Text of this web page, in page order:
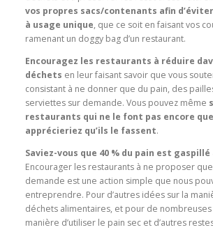
vos propres sacs/contenants afin
à usage unique, que ce soit en faisant vos
ramenant un doggy bag d’un restaurant.
Encouragez les restaurants à réduire
déchets en leur faisant savoir que vous
consistant à ne donner que du pain, des
serviettes sur demande. Vous pouvez même
restaurants qui ne le font pas encore
apprécieriez qu’ils le fassent.
Saviez-vous que 40 % du pain est gaspillé
Encourager les restaurants à ne proposer
demande est une action simple que nous
entreprendre. Pour d’autres idées sur la
déchets alimentaires, et pour de
manière d’utiliser le pain sec et d’autres